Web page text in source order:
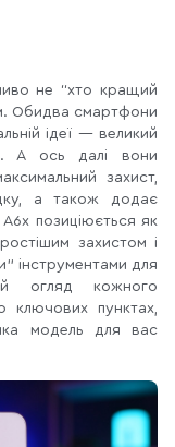
не “хто кращий
Обидва смартфони
ідеї — великий
А ось далі вони
захист,
а також додає
позиціюється як
захистом і
інструментами для
огляд кожного
ключових пунктах,
модель для вас